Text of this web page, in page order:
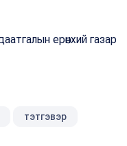
ерөнхий газар
тэтгэвэр